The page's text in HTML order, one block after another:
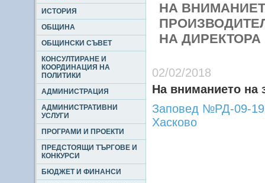
ИСТОРИЯ
ОБЩИНА
ОБЩИНСКИ СЪВЕТ
КОНСУЛТИРАНЕ И
КООРДИНАЦИЯ НА
ПОЛИТИКИ
АДМИНИСТРАЦИЯ
АДМИНИСТРАТИВНИ
УСЛУГИ
ПРОГРАМИ И ПРОЕКТИ
ПРЕДСТОЯЩИ ТЪРГОВЕ И
КОНКУРСИ
БЮДЖЕТ И ФИНАНСИ
НА
НА
02/02/2018
На вниманието на
Заповед №РД-09-19
Хасково